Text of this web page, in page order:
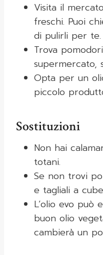
Visita il
freschi. Puoi
di pulirli per te.
Trova
supermercato,
Opta per un
piccolo
Sostituzioni
Non hai
totani.
Se non trovi
e tagliali a
L’olio evo può
buon olio
cambierà un